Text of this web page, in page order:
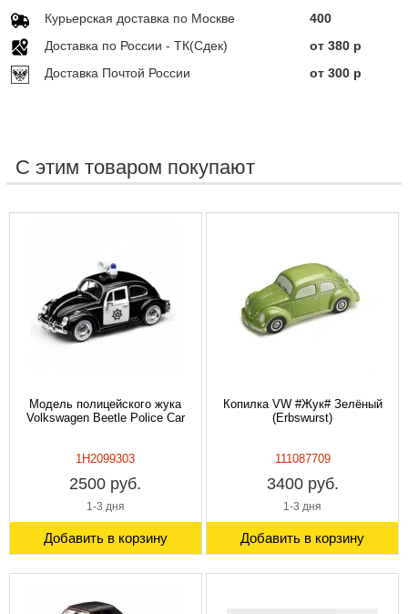
Курьерская доставка по Москве
400
Доставка по Росcии - ТК(Сдек)
от 380 р
Доставка Почтой России
от 300 р
С этим товаром покупают
Модель полицейского жука
Volkswagen Beetle Police Car
1H2099303
2500 руб.
1-3 дня
Добавить в корзину
Копилка VW #Жук# Зелёный
(Erbswurst)
111087709
3400 руб.
1-3 дня
Добавить в корзину